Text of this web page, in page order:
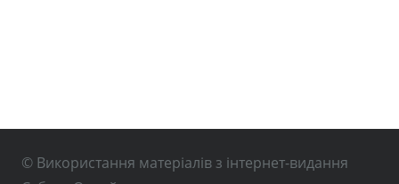
© Використання матеріалів з інтернет-видання